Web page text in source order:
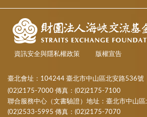
資訊安全與隱私權政策 版權宣告
臺北會址：104244 臺北市中山區北安路536號
(02)2175-7000 傳真：(02)2175-7100
聯合服務中心（文書驗證）地址：臺北市中山區
(02)2533-5995 傳真：(02)2175-7070